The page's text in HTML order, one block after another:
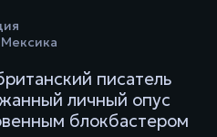
Мексика
писатель
личный опус
блокбастером